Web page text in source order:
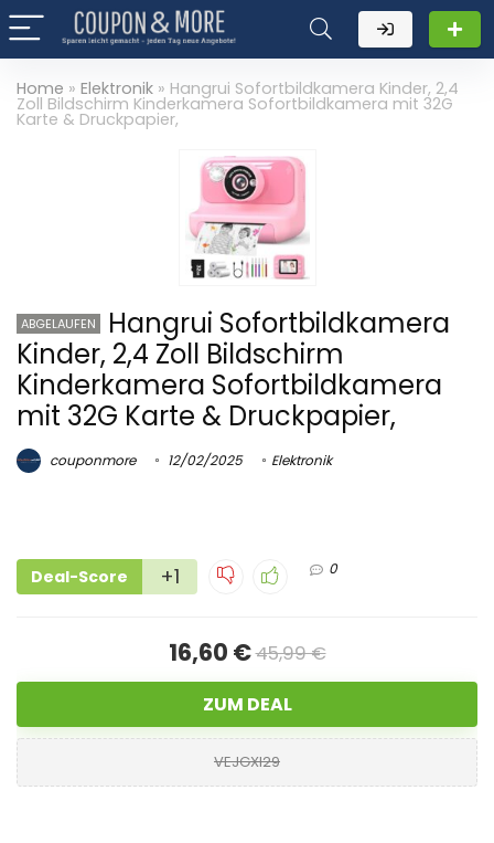
Home » Elektronik » Hangrui Sofortbildkamera Kinder, 2,4
Zoll Bildschirm Kinderkamera Sofortbildkamera mit 32G
Karte & Druckpapier,
ABGELAUFEN
Hangrui Sofortbildkamera
Kinder, 2,4 Zoll Bildschirm
Kinderkamera Sofortbildkamera
mit 32G Karte & Druckpapier,
couponmore 12/02/2025 Elektronik
Deal-Score +1 0
16,60 €45,99 €
ZUM DEAL
VEJGXI29